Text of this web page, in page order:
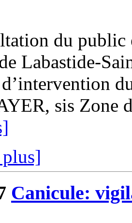
du public
Labastide-
sis Zone
Canicule: